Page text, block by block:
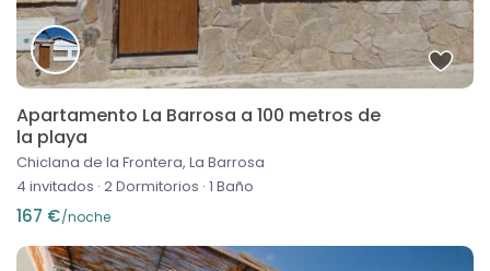
Apartamento La Barrosa a 100 metros de
la playa
Chiclana de la Frontera, La Barrosa
4 invitados · 2 Dormitorios · 1 Baño
167 €/noche